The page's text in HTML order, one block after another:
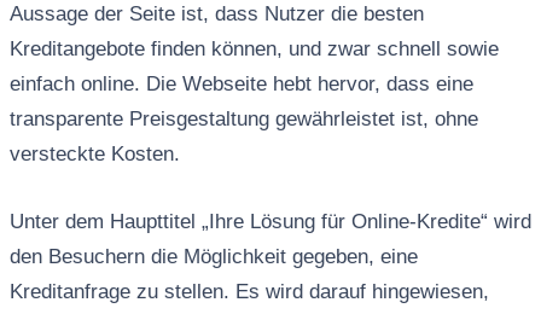
Aussage der Seite ist, dass Nutzer die besten
Kreditangebote finden können, und zwar schnell sowie
einfach online. Die Webseite hebt hervor, dass eine
transparente Preisgestaltung gewährleistet ist, ohne
versteckte Kosten.
Unter dem Haupttitel „Ihre Lösung für Online-Kredite“ wird
den Besuchern die Möglichkeit gegeben, eine
Kreditanfrage zu stellen. Es wird darauf hingewiesen,